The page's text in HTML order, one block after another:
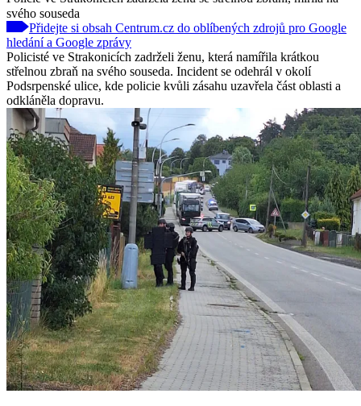
svého souseda
Přidejte si obsah Centrum.cz do oblíbených zdrojů pro Google
hledání a Google zprávy
Policisté ve Strakonicích zadrželi ženu, která namířila krátkou
střelnou zbraň na svého souseda. Incident se odehrál v okolí
Podsrpenské ulice, kde policie kvůli zásahu uzavřela část oblasti a
odkláněla dopravu.